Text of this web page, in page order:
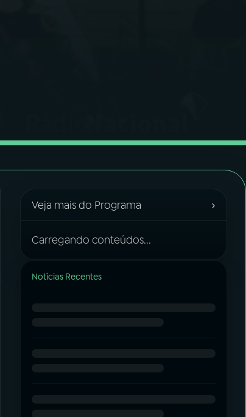
Veja mais do Programa ›
Carregando conteúdos...
Notícias Recentes